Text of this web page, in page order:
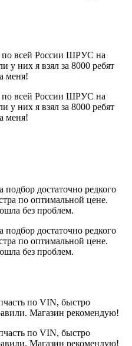
по всей России ШРУС на
у них я взял за 8000 ребят
меня!
по всей России ШРУС на
у них я взял за 8000 ребят
меня!
подбор достаточно редкого
по оптимальной цене.
без проблем.
подбор достаточно редкого
по оптимальной цене.
без проблем.
по VIN, быстро
Магазин рекомендую!
по VIN, быстро
Магазин рекомендую!